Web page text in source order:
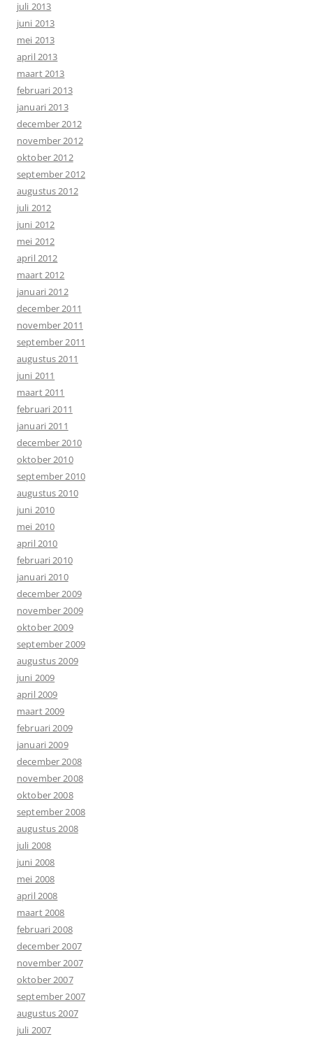
juli 2013
juni 2013
mei 2013
april 2013
maart 2013
februari 2013
januari 2013
december 2012
november 2012
oktober 2012
september 2012
augustus 2012
juli 2012
juni 2012
mei 2012
april 2012
maart 2012
januari 2012
december 2011
november 2011
september 2011
augustus 2011
juni 2011
maart 2011
februari 2011
januari 2011
december 2010
oktober 2010
september 2010
augustus 2010
juni 2010
mei 2010
april 2010
februari 2010
januari 2010
december 2009
november 2009
oktober 2009
september 2009
augustus 2009
juni 2009
april 2009
maart 2009
februari 2009
januari 2009
december 2008
november 2008
oktober 2008
september 2008
augustus 2008
juli 2008
juni 2008
mei 2008
april 2008
maart 2008
februari 2008
december 2007
november 2007
oktober 2007
september 2007
augustus 2007
juli 2007